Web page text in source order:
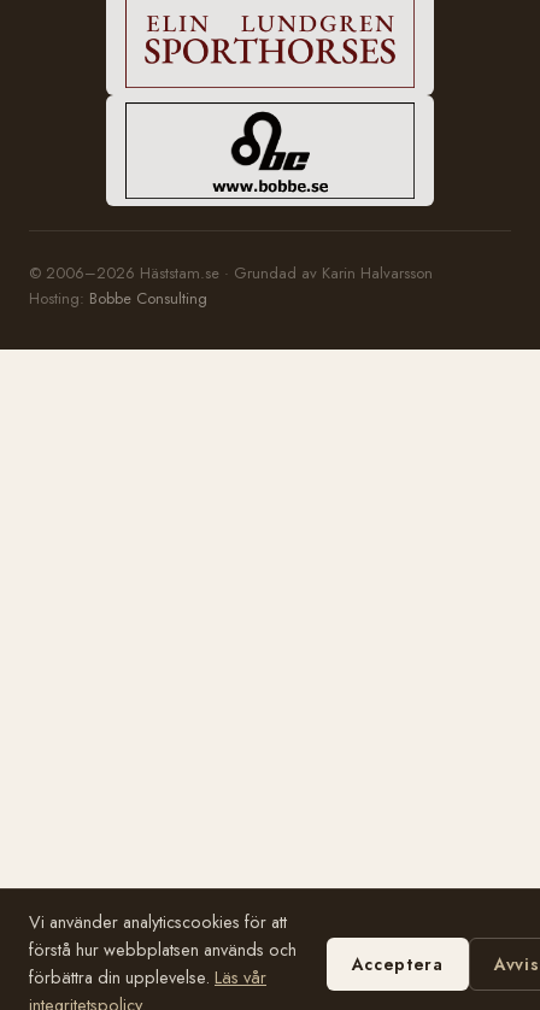
© 2006–2026 Häststam.se · Grundad av Karin Halvarsson
Hosting: Bobbe Consulting
Vi använder analyticscookies för att
förstå hur webbplatsen används och
förbättra din upplevelse. Läs vår
integritetspolicy.
Acceptera